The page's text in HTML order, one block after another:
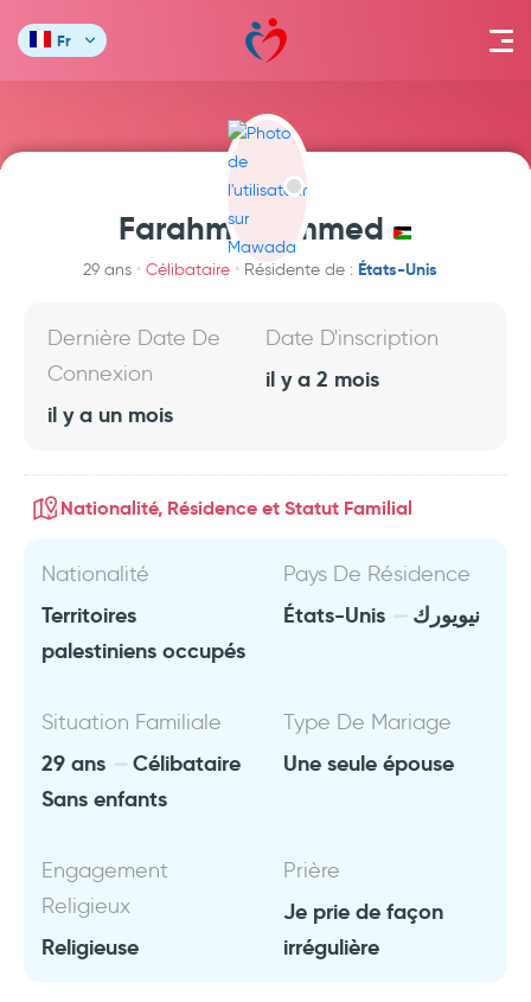
Fr
Farahmohammed
29 ans Célibataire Résidente de : États-Unis
Dernière Date De
Connexion
il y a un mois
Date D'inscription
il y a 2 mois
Nationalité, Résidence et Statut Familial
Nationalité
Territoires
palestiniens occupés
Pays De Résidence
États-Unis نيويورك
Situation Familiale
29 ans
Célibataire
Sans enfants
Type De Mariage
Une seule épouse
Engagement
Religieux
Religieuse
Prière
Je prie de façon
irrégulière